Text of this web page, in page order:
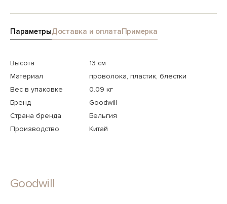
ПараметрыДоставка и оплатаПримерка
Высота
13 см
Материал
проволока, пластик, блестки
Вес в упаковке
0.09 кг
Бренд
Goodwill
Страна бренда
Бельгия
Производство
Китай
Goodwill